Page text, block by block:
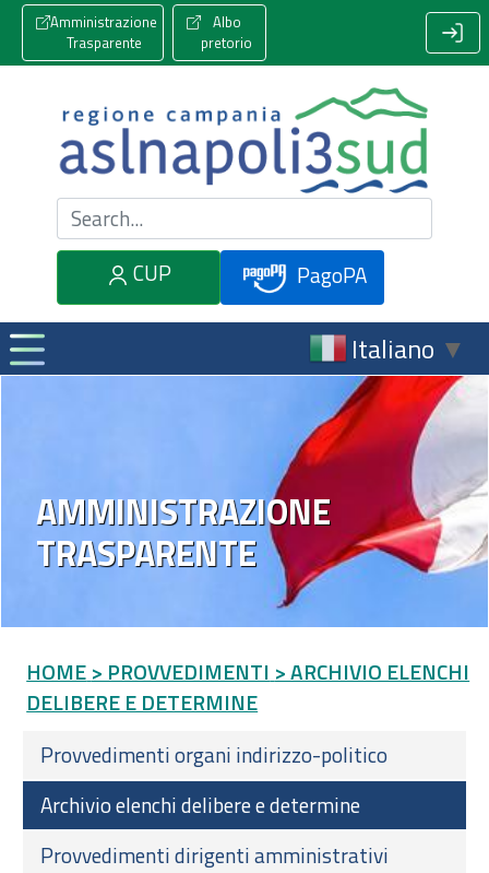
Amministrazione
Trasparente
Albo
pretorio
Cerca nel sito
CUP
PagoPA
Italiano ▼
AMMINISTRAZIONE
TRASPARENTE
HOME > PROVVEDIMENTI > ARCHIVIO ELENCHI
DELIBERE E DETERMINE
Provvedimenti organi indirizzo-politico
Archivio elenchi delibere e determine
Provvedimenti dirigenti amministrativi